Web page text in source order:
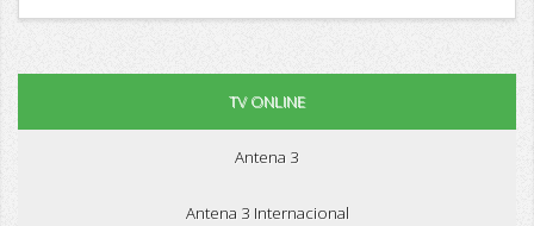
TV ONLINE
Antena 3
Antena 3 Internacional